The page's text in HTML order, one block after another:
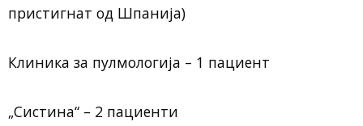
пристигнат од Шпанија)
Клиника за пулмологија – 1 пациент
„Систина“ – 2 пациенти